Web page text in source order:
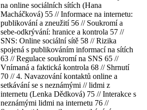
na online sociálních sítích (Hana
Macháčková) 55 // Informace na internetu:
publikování a zneužití 56 // Soukromí a
sebe-odkrývání: hranice a kontrola 57 //
SNS: Online sociální sítě 58 // Rizika
spojená s publikováním informací na sítích
63 // Regulace soukromí na SNS 65 //
Vnímaná a faktická kontrola 68 // Shrnutí
70 // 4. Navazování kontaktů online a
setkávání se s neznámými // lidmi z
internetu (Lenka Dědková) 75 // Interakce s
neznámými lidmi na internetu 76 //